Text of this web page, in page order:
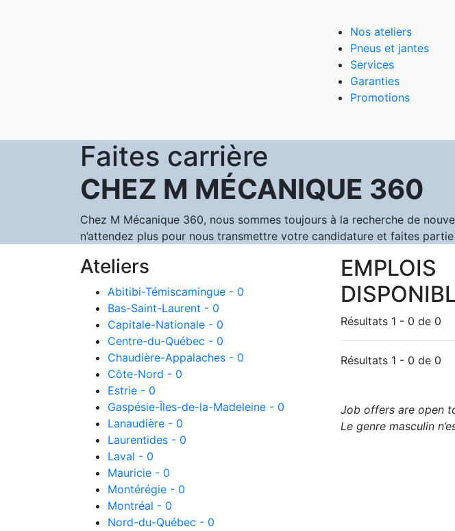
Nos ateliers
Pneus et jantes
Services
Garanties
Promotions
Faites carrière
CHEZ M MÉCANIQUE 360
Chez M Mécanique 360, nous sommes toujours à la recherche de
n’attendez plus pour nous transmettre votre candidature et faites
Ateliers
Abitibi-Témiscamingue - 0
Bas-Saint-Laurent - 0
Capitale-Nationale - 0
Centre-du-Québec - 0
Chaudière-Appalaches - 0
Côte-Nord - 0
Estrie - 0
Gaspésie-Îles-de-la-Madeleine - 0
Lanaudière - 0
Laurentides - 0
Laval - 0
Mauricie - 0
Montérégie - 0
Montréal - 0
Nord-du-Québec - 0
EMPLOIS
Résultats 1 - 0 de 0
Résultats 1 - 0 de 0
Job offers are open
Le genre masculin